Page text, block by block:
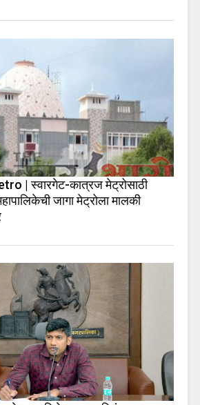
| स्वारगेट-कात्रज मेट्रोसाठी
जागा मेट्रोला मालकी